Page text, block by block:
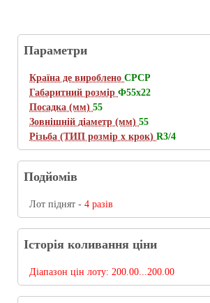
Параметри
Країна де вироблено СРСР
Габаритний розмір Ф55х22
Посадка (мм) 55
Зовнішній діаметр (мм) 55
Різьба (ТИП розмір х крок) R3/4
Подйомів
Лот піднят - 4 разів
Історія коливання ціни
Діапазон цін лоту: 200.00...200.00